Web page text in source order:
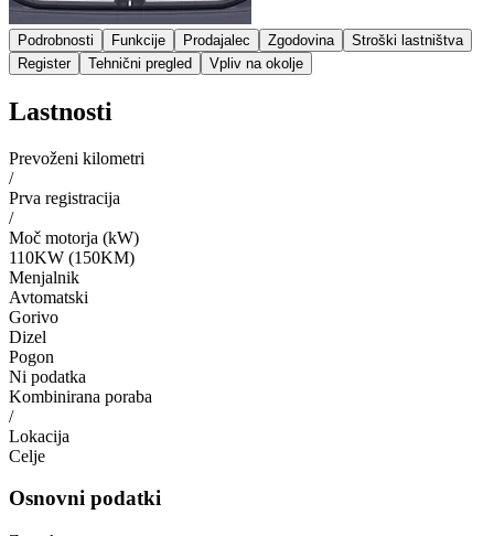
Podrobnosti Funkcije Prodajalec Zgodovina
Stroški lastništva
Register
Tehnični pregled Vpliv na okolje
Lastnosti
Prevoženi kilometri
/
Prva registracija
/
Moč motorja (kW)
110KW (150KM)
Menjalnik
Avtomatski
Gorivo
Dizel
Pogon
Ni podatka
Kombinirana poraba
/
Lokacija
Celje
Osnovni podatki